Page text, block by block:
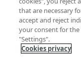
Convocatoria de
fomento de la
that are necessary
accept and reject
your consent for
"Settings".
Cookies privacy